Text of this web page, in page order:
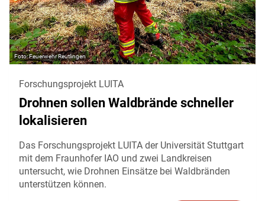
Feuerwehr Reutlingen
Forschungsprojekt LUITA
Drohnen sollen Waldbrände schneller
lokalisieren
Das Forschungsprojekt LUITA der Universität Stuttgart
mit dem Fraunhofer IAO und zwei Landkreisen
untersucht, wie Drohnen Einsätze bei Waldbränden
unterstützen können.